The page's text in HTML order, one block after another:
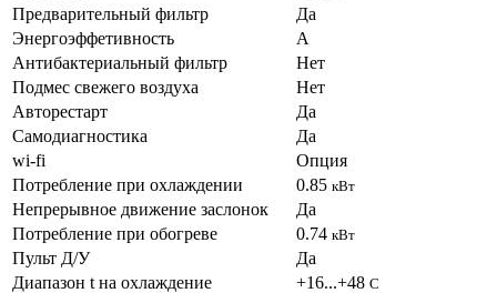
Предварительный фильтр
Да
Энергоэффетивность
А
Антибактериальный фильтр
Нет
Подмес свежего воздуха
Нет
Авторестарт
Да
Самодиагностика
Да
wi-fi
Опция
Потребление при охлаждении
0.85 кВт
Непрерывное движение заслонок
Да
Потребление при обогреве
0.74 кВт
Пульт Д/У
Да
Диапазон t на охлаждение
+16...+48 С